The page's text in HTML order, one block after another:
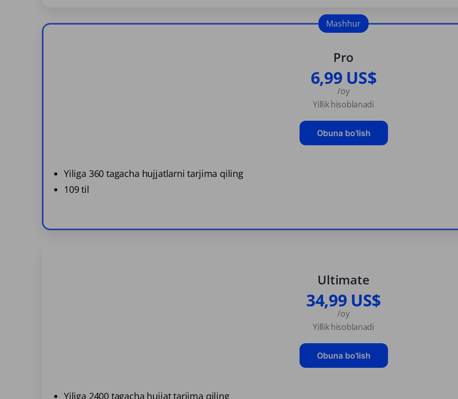
Pro
6,99 US$
/oy
Yillik hisoblanadi
Obuna bo'lish
Yiliga 360 tagacha hujjatlarni tarjima qiling
109 til
Mashhur
Ultimate
34,99 US$
/oy
Yillik hisoblanadi
Obuna bo'lish
Yiliga 2400 tagacha hujjat tarjima qiling